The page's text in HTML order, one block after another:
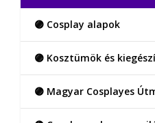
🟣 Cosplay alapok
🟣 Kosztümök és
🟣 Magyar Cosplayes